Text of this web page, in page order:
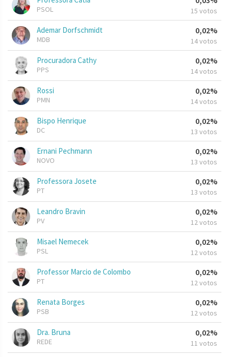
PSOL 15 votos
Ademar Dorfschmidt
MDB
0,02%
14 votos
Procuradora Cathy
PPS
0,02%
14 votos
Rossi
PMN
0,02%
14 votos
Bispo Henrique
DC
0,02%
13 votos
Ernani Pechmann
NOVO
0,02%
13 votos
Professora Josete
PT
0,02%
13 votos
Leandro Bravin
PV
0,02%
12 votos
Misael Nemecek
PSL
0,02%
12 votos
Professor Marcio de Colombo
PT
0,02%
12 votos
Renata Borges
PSB
0,02%
12 votos
Dra. Bruna
REDE
0,02%
11 votos